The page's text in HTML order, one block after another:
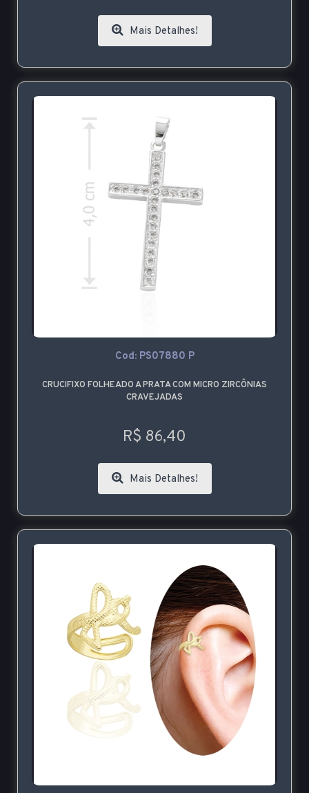
Mais Detalhes!
Cod: PS07880 P
CRUCIFIXO FOLHEADO A PRATA COM MICRO ZIRCÔNIAS
CRAVEJADAS
R$ 86,40
Mais Detalhes!